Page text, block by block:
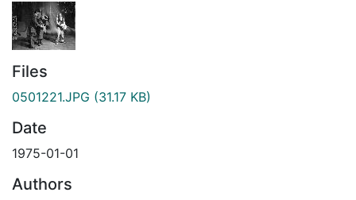
Files
0501221.JPG (31.17 KB)
Date
1975-01-01
Authors